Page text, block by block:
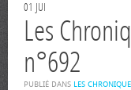
01 JUI
Les
n°692
PUBLIÉ DANS LES